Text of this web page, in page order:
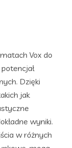
Vox do
Dzięki
jak
wyniki.
w różnych